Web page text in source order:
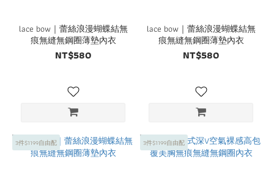
lace bow｜蕾絲浪漫蝴蝶結無
痕無縫無鋼圈薄墊內衣
NT$580
lace bow｜蕾絲浪漫蝴蝶結無
痕無縫無鋼圈薄墊內衣
NT$580
3件$1199自由配 3件$1199自由配